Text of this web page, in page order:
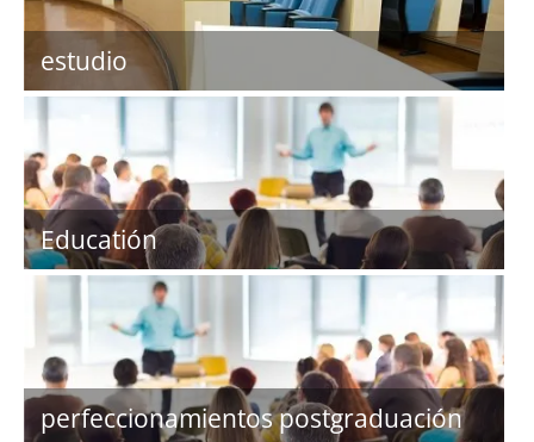
estudio
Educatión
perfeccionamientos postgraduación